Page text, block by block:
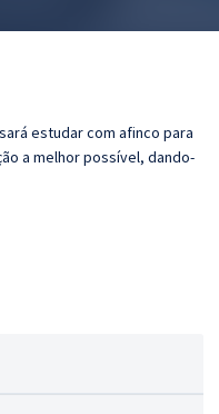
estudar com afinco para
a melhor possível, dando-